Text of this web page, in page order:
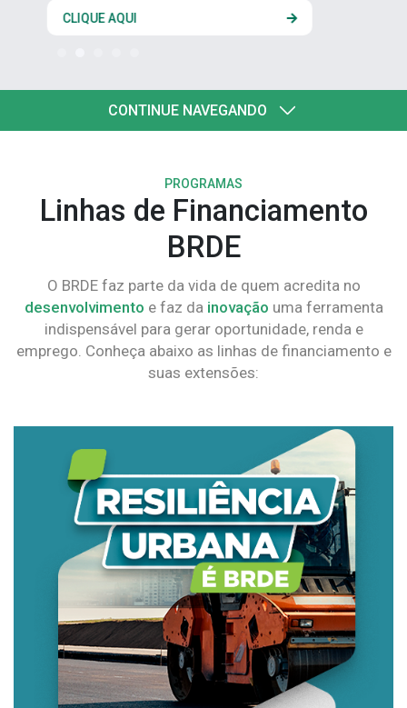
CLIQUE AQUI
CONTINUE NAVEGANDO
PROGRAMAS
Linhas de Financiamento
BRDE
O BRDE faz parte da vida de quem acredita no
desenvolvimento e faz da inovação uma ferramenta
indispensável para gerar oportunidade, renda e
emprego. Conheça abaixo as linhas de financiamento e
suas extensões: